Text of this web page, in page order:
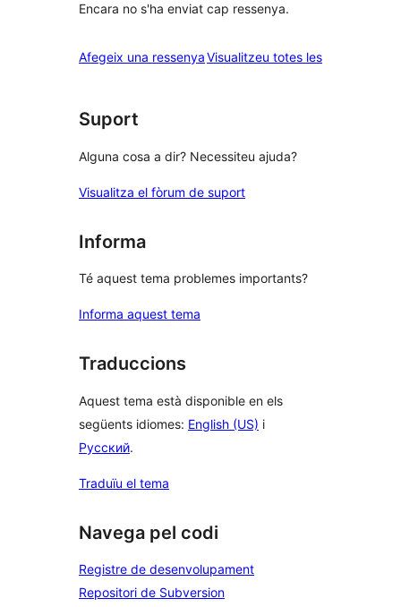
Encara no s'ha enviat cap ressenya.
Afegeix una ressenyaVisualitzeu totes lesressenyes
Suport
Alguna cosa a dir? Necessiteu ajuda?
Visualitza el fòrum de suport
Informa
Té aquest tema problemes importants?
Informa aquest tema
Traduccions
Aquest tema està disponible en els
següents idiomes: English (US) i
Русский.
Traduïu el tema
Navega pel codi
Registre de desenvolupament
Repositori de Subversion